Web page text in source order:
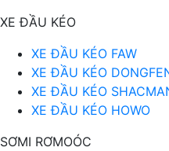
XE ĐẦU KÉO
XE ĐẦU KÉO FAW
XE ĐẦU KÉO
XE ĐẦU KÉO
XE ĐẦU KÉO HOWO
SƠMI RƠMOÓC